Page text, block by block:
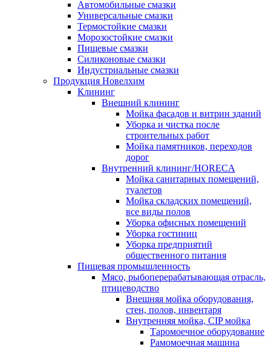
Автомобильные смазки
Универсальные смазки
Термостойкие смазки
Морозостойкие смазки
Пищевые смазки
Силиконовые смазки
Индустриальные смазки
Продукция Новелхим
Клининг
Внешний клининг
Мойка фасадов и витрин зданий
Уборка и чистка после
строительных работ
Мойка памятников, переходов
дорог
Внутренний клининг/HORECA
Мойка санитарных помещений,
туалетов
Мойка складских помещений,
все виды полов
Уборка офисных помещений
Уборка гостиниц
Уборка предприятий
общественного питания
Пищевая промышленность
Мясо, рыбоперерабатывающая отрасль,
птицеводство
Внешняя мойка оборудования,
стен, полов, инвентаря
Внутренняя мойка, CIP мойка
Таромоечное оборудование
Рамомоечная машина